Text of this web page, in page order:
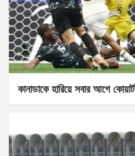
কানাডাকে হারিয়ে সবার আগে